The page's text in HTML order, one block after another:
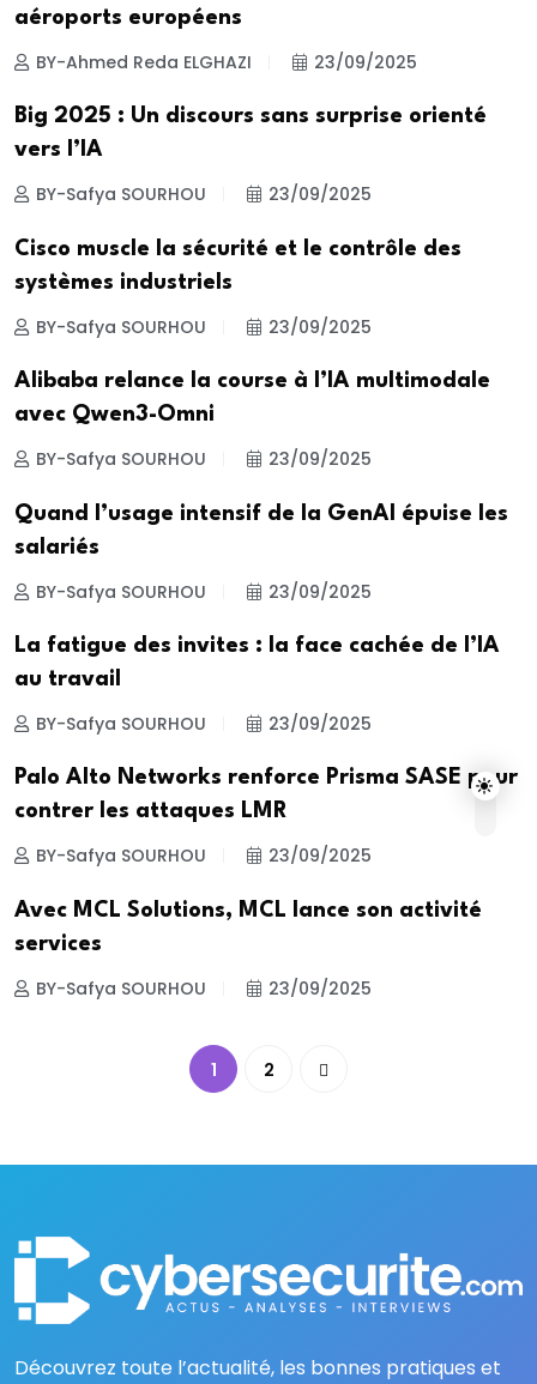
aéroports européens
BY-Ahmed Reda ELGHAZI 23/09/2025
Big 2025 : Un discours sans surprise orienté
vers l’IA
BY-Safya SOURHOU 23/09/2025
Cisco muscle la sécurité et le contrôle des
systèmes industriels
BY-Safya SOURHOU 23/09/2025
Alibaba relance la course à l’IA multimodale
avec Qwen3-Omni
BY-Safya SOURHOU 23/09/2025
Quand l’usage intensif de la GenAI épuise les
salariés
BY-Safya SOURHOU 23/09/2025
La fatigue des invites : la face cachée de l’IA
au travail
BY-Safya SOURHOU 23/09/2025
Palo Alto Networks renforce Prisma SASE pour
contrer les attaques LMR
BY-Safya SOURHOU 23/09/2025
Avec MCL Solutions, MCL lance son activité
services
BY-Safya SOURHOU 23/09/2025
1 2
Découvrez toute l’actualité, les bonnes pratiques et